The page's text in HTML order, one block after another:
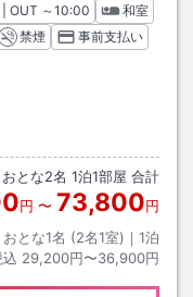
イン
| OUT チェックアウト
～10:00
和室
禁煙 事前支払い
おとな2名 1泊1部屋 合計
円 〜 73,800円
おとな1名 (2名1室)｜ 1泊
29,200円〜36,900円